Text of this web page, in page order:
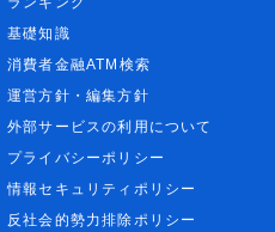
基礎知識
消費者金融ATM検索
運営方針・編集方針
外部サービスの利用について
プライバシーポリシー
情報セキュリティポリシー
反社会的勢力排除ポリシー